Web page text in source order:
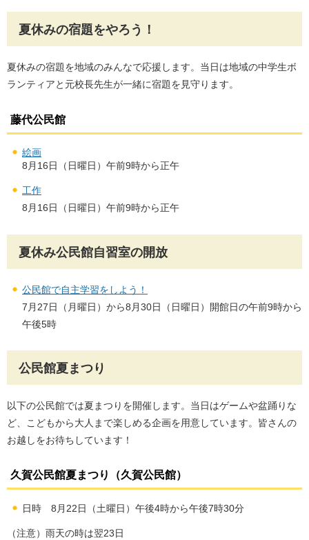
夏休みの宿題をやろう！
夏休みの宿題を地域のみんなで応援します。当日は地域の中学生ボ
ランティアと元校長先生が一緒に宿題を見守ります。
藤代公民館
絵画
8月16日（日曜日）午前9時から正午
工作
8月16日（日曜日）午前9時から正午
夏休み公民館自習室の開放
公民館で自主学習をしよう！
7月27日（月曜日）から8月30日（日曜日）開館日の午前9時から
午後5時
公民館夏まつり
以下の公民館では夏まつりを開催します。当日はゲームや盆踊りな
ど、こどもから大人まで楽しめる企画を用意しています。皆さんの
お越しをお待ちしています！
久賀公民館夏まつり（久賀公民館）
日時 8月22日（土曜日）午後4時から午後7時30分
（注意）雨天の時は翌23日